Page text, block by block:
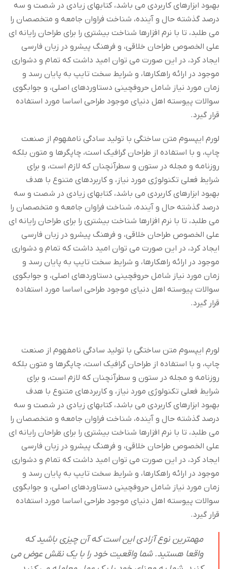
بهبود ابزارهای کاربردی می باشد، کتابهای زیادی در شصت و سه
درصد گذشته حال و آینده، شناخت فراوان جامعه و متخصصان را
می طلبد، تا با نرم افزارها شناخت بیشتری را برای طراحان رایانه ای
علی الخصوص طراحان خلاقی، و فرهنگ پیشرو در زبان فارسی
ایجاد کرد، در این صورت می توان امید داشت که تمام و دشواری
موجود در ارائه راهکارها، و شرایط سخت تایپ به پایان رسد و
زمان مورد نیاز شامل حروفچینی دستاوردهای اصلی، و جوابگوی
سوالات پیوسته اهل دنیای موجود طراحی اساسا مورد استفاده
قرار گیرد.
لورم ایپسوم متن ساختگی با تولید سادگی نامفهوم از صنعت
چاپ، و با استفاده از طراحان گرافیک است، چاپگرها و متون بلکه
روزنامه و مجله در ستون و سطرآنچنان که لازم است، و برای
شرایط فعلی تکنولوژی مورد نیاز، و کاربردهای متنوع با هدف
بهبود ابزارهای کاربردی می باشد، کتابهای زیادی در شصت و سه
درصد گذشته حال و آینده، شناخت فراوان جامعه و متخصصان را
می طلبد، تا با نرم افزارها شناخت بیشتری را برای طراحان رایانه ای
علی الخصوص طراحان خلاقی، و فرهنگ پیشرو در زبان فارسی
ایجاد کرد، در این صورت می توان امید داشت که تمام و دشواری
موجود در ارائه راهکارها، و شرایط سخت تایپ به پایان رسد و
زمان مورد نیاز شامل حروفچینی دستاوردهای اصلی، و جوابگوی
سوالات پیوسته اهل دنیای موجود طراحی اساسا مورد استفاده
قرار گیرد.
لورم ایپسوم متن ساختگی با تولید سادگی نامفهوم از صنعت
چاپ، و با استفاده از طراحان گرافیک است، چاپگرها و متون بلکه
روزنامه و مجله در ستون و سطرآنچنان که لازم است، و برای
شرایط فعلی تکنولوژی مورد نیاز، و کاربردهای متنوع با هدف
بهبود ابزارهای کاربردی می باشد، کتابهای زیادی در شصت و سه
درصد گذشته حال و آینده، شناخت فراوان جامعه و متخصصان را
می طلبد، تا با نرم افزارها شناخت بیشتری را برای طراحان رایانه ای
علی الخصوص طراحان خلاقی، و فرهنگ پیشرو در زبان فارسی
ایجاد کرد، در این صورت می توان امید داشت که تمام و دشواری
موجود در ارائه راهکارها، و شرایط سخت تایپ به پایان رسد و
زمان مورد نیاز شامل حروفچینی دستاوردهای اصلی، و جوابگوی
سوالات پیوسته اهل دنیای موجود طراحی اساسا مورد استفاده
قرار گیرد.
مهمترین نوع آزادی این است که آن چیزی باشید که
واقعا هستید. شما واقعیت خود را با یک نقش عوض می